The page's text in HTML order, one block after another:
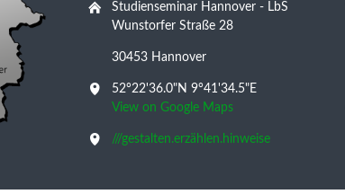
Studienseminar Hannover - LbS
Wunstorfer Straße 28
30453 Hannover
52°22'36.0"N 9°41'34.5"E
View on Google Maps
///gestalten.erzählen.hinweise